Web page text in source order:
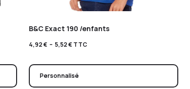
B&C Exact 190 /enfants
4,92€ – 5,52€TTC
Personnalisé